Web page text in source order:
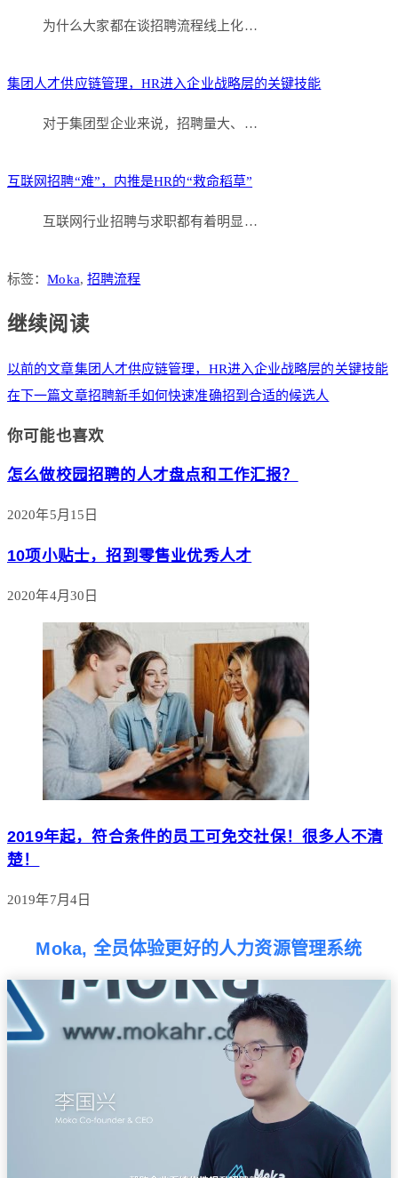
为什么大家都在谈招聘流程线上化…
集团人才供应链管理，HR进入企业战略层的关键技能
对于集团型企业来说，招聘量大、…
互联网招聘“难”，内推是HR的“救命稻草”
互联网行业招聘与求职都有着明显…
标签：Moka, 招聘流程
继续阅读
以前的文章集团人才供应链管理，HR进入企业战略层的关键技能
在下一篇文章招聘新手如何快速准确招到合适的候选人
你可能也喜欢
怎么做校园招聘的人才盘点和工作汇报？
2020年5月15日
10项小贴士，招到零售业优秀人才
2020年4月30日
2019年起，符合条件的员工可免交社保！很多人不清
楚！
2019年7月4日
Moka, 全员体验更好的人力资源管理系统